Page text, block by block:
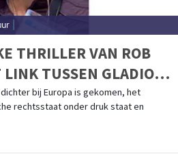
THRILLER VAN ROB
TUSSEN GLADIO
GEOPOLITIEKE
bij Europa is gekomen, het
rechtsstaat onder druk staat en